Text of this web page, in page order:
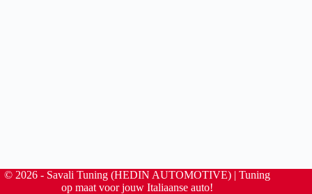
© 2026 - Savali Tuning (HEDIN AUTOMOTIVE) | Tuning
op maat voor jouw Italiaanse auto!